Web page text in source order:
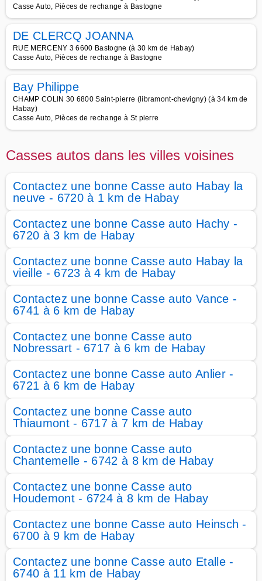
Casse Auto, Pièces de rechange à Bastogne
DE CLERCQ JOANNA
RUE MERCENY 3 6600 Bastogne (à 30 km de Habay)
Casse Auto, Pièces de rechange à Bastogne
Bay Philippe
CHAMP COLIN 30 6800 Saint-pierre (libramont-chevigny) (à 34 km de
Habay)
Casse Auto, Pièces de rechange à St pierre
Casses autos dans les villes voisines
Contactez une bonne Casse auto Habay la
neuve - 6720 à 1 km de Habay
Contactez une bonne Casse auto Hachy -
6720 à 3 km de Habay
Contactez une bonne Casse auto Habay la
vieille - 6723 à 4 km de Habay
Contactez une bonne Casse auto Vance -
6741 à 6 km de Habay
Contactez une bonne Casse auto
Nobressart - 6717 à 6 km de Habay
Contactez une bonne Casse auto Anlier -
6721 à 6 km de Habay
Contactez une bonne Casse auto
Thiaumont - 6717 à 7 km de Habay
Contactez une bonne Casse auto
Chantemelle - 6742 à 8 km de Habay
Contactez une bonne Casse auto
Houdemont - 6724 à 8 km de Habay
Contactez une bonne Casse auto Heinsch -
6700 à 9 km de Habay
Contactez une bonne Casse auto Etalle -
6740 à 11 km de Habay